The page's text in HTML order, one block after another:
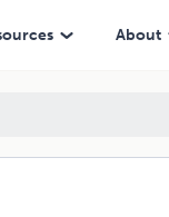
About